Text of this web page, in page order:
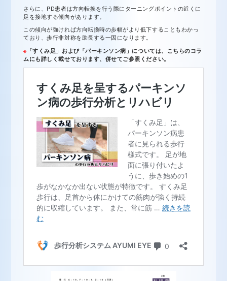
さらに、PD患者は方向転換を行う際にターニングポイントの近くに
足を接地する傾向があります。
この傾向が強ければ方向転換時の歩幅がより低下することもわかっ
ており、歩行非対称を助長する一因になります。
※ 「すくみ足」および「パーキンソン病」については、こちらのコラ
ムにも詳しく載せております、併せてご参照ください。